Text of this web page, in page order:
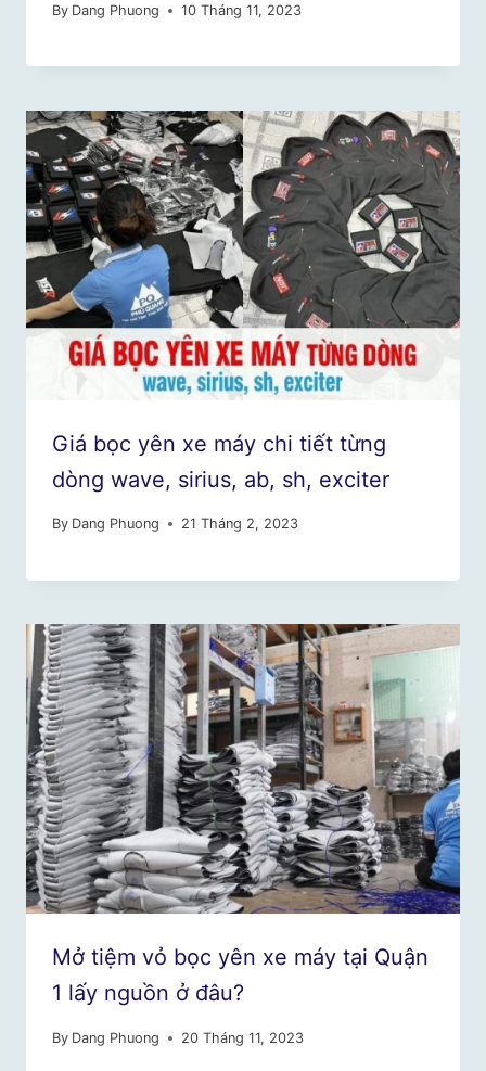
By Dang Phuong 10 Tháng 11, 2023
Giá bọc yên xe máy chi tiết từng
dòng wave, sirius, ab, sh, exciter
By Dang Phuong 21 Tháng 2, 2023
Mở tiệm vỏ bọc yên xe máy tại Quận
1 lấy nguồn ở đâu?
By Dang Phuong 20 Tháng 11, 2023